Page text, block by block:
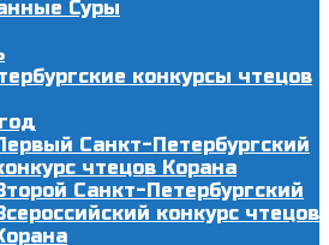
Суры
конкурсы чтецов
Санкт-Петербургский
чтецов Корана
Санкт-Петербургский
конкурс чтецов